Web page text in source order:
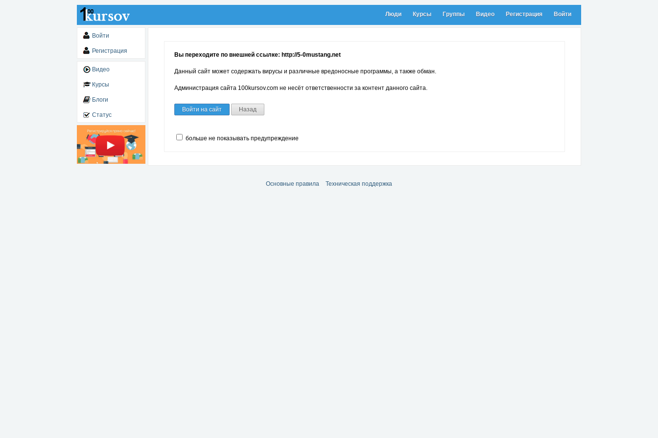
Люди Курсы Группы Видео Регистрация Войти
Войти
Регистрация
Видео
Курсы
Блоги
Статус
Вы переходите по внешней ссылке: http://5-0mustang.net
Данный сайт может содержать вирусы и различные вредоносные программы, а также обман.
Администрация сайта 100kursov.com не несёт ответственности за контент данного сайта.
Войти на сайт Назад
больше не показывать предупреждение
Основные правила Техническая поддержка